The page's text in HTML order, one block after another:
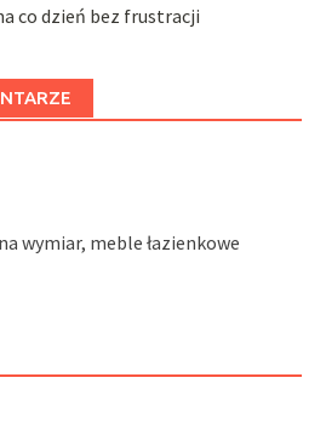
co dzień bez frustracji
wymiar, meble łazienkowe